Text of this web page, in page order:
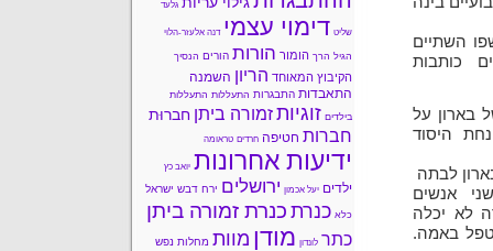
השתיים
כותבות
בארון על
היסוד
לבתה
אנשים
לא יכלה
באמה.
גלעד
שליט דימוי עצמי דנה אלעזר-הלוי
הגיל הרך הומור הורות הורים הנסיך
הקיבוץ המאוחד הריון השמנה
התאבדות התבגרות התעללות התעללות
בילדים זוגיותזמורה ביתן חברוּת
חברות חטיפה חרדים טראומה
ידיעות אחרונות יואב כץ
ילדים יעל אכמון ירושלים ירח דבש ישראל
כלא כנרת כנרת זמורה ביתן
כתר לונדון מודן מוות מחלות נפש